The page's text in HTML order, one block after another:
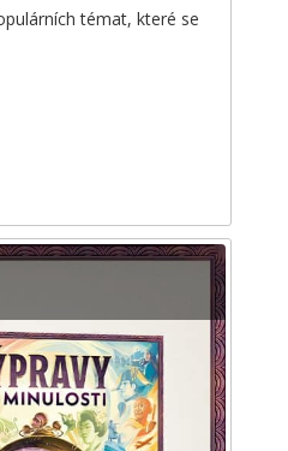
témat, které se